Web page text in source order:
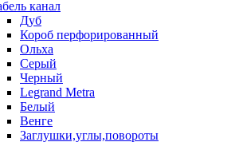
канал
Дуб
Короб перфорированный
Ольха
Серый
Черный
Legrand Metra
Белый
Венге
Заглушки,углы,повороты